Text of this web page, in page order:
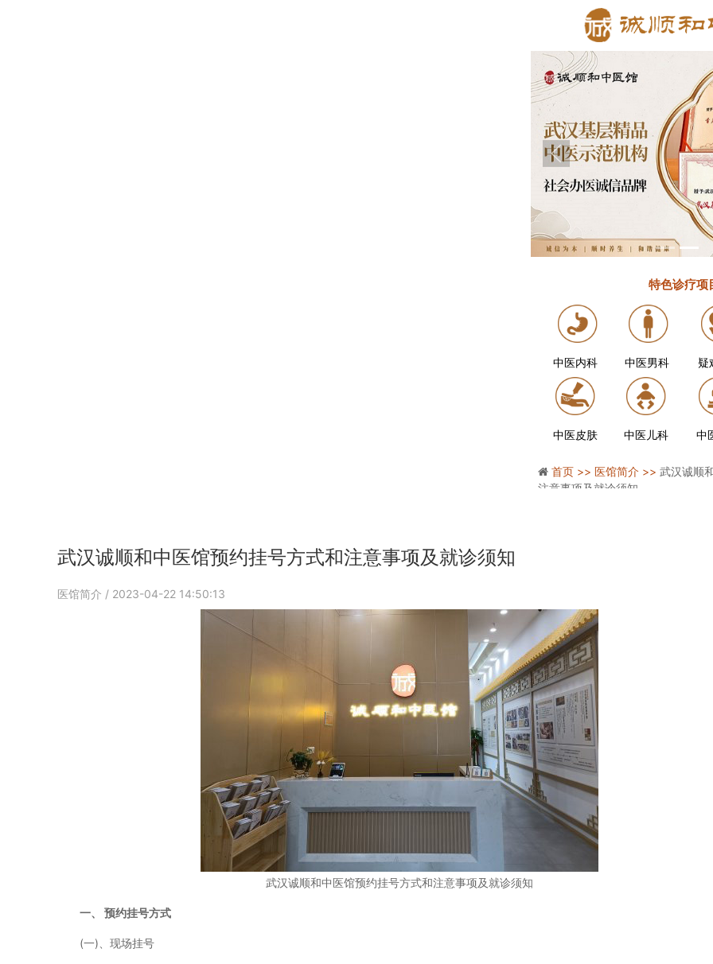
特色诊疗项
中医内科 中医男科 疑
中医皮肤 中医儿科 中
1.百度智能建站发布啦！集PC、移动、百度小程序、微信小程序四合一，轻松创建企业官网和小程序！ 2.百度
首页 >> 医馆简介 >> 武汉诚顺
注意事项及就诊须知
武汉诚顺和中医馆预约挂号方式和注意事项及就诊须知
医馆简介 / 2023-04-22 14:50:13
武汉诚顺和中医馆预约挂号方式和注意事项及就诊须知
一、 预约挂号方式
(一)、现场挂号